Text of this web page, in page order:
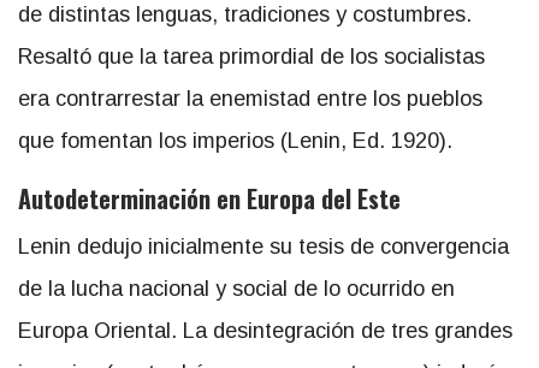
de distintas lenguas, tradiciones y costumbres.
Resaltó que la tarea primordial de los socialistas
era contrarrestar la enemistad entre los pueblos
que fomentan los imperios (Lenin, Ed. 1920).
Autodeterminación en Europa del Este
Lenin dedujo inicialmente su tesis de convergencia
de la lucha nacional y social de lo ocurrido en
Europa Oriental. La desintegración de tres grandes